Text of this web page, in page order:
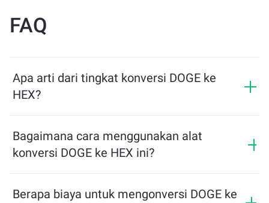
FAQ
Apa arti dari tingkat konversi DOGE ke
HEX?
yang akan Anda terima sebagai pertukaran untuk
DOGE. Tingkat ini berfluktuasi berdasarkan kondisi
Bagaimana cara menggunakan alat
konversi DOGE ke HEX ini?
tukarkan, dan alat ini akan menghitung jumlah
Berapa biaya untuk mengonversi DOGE ke